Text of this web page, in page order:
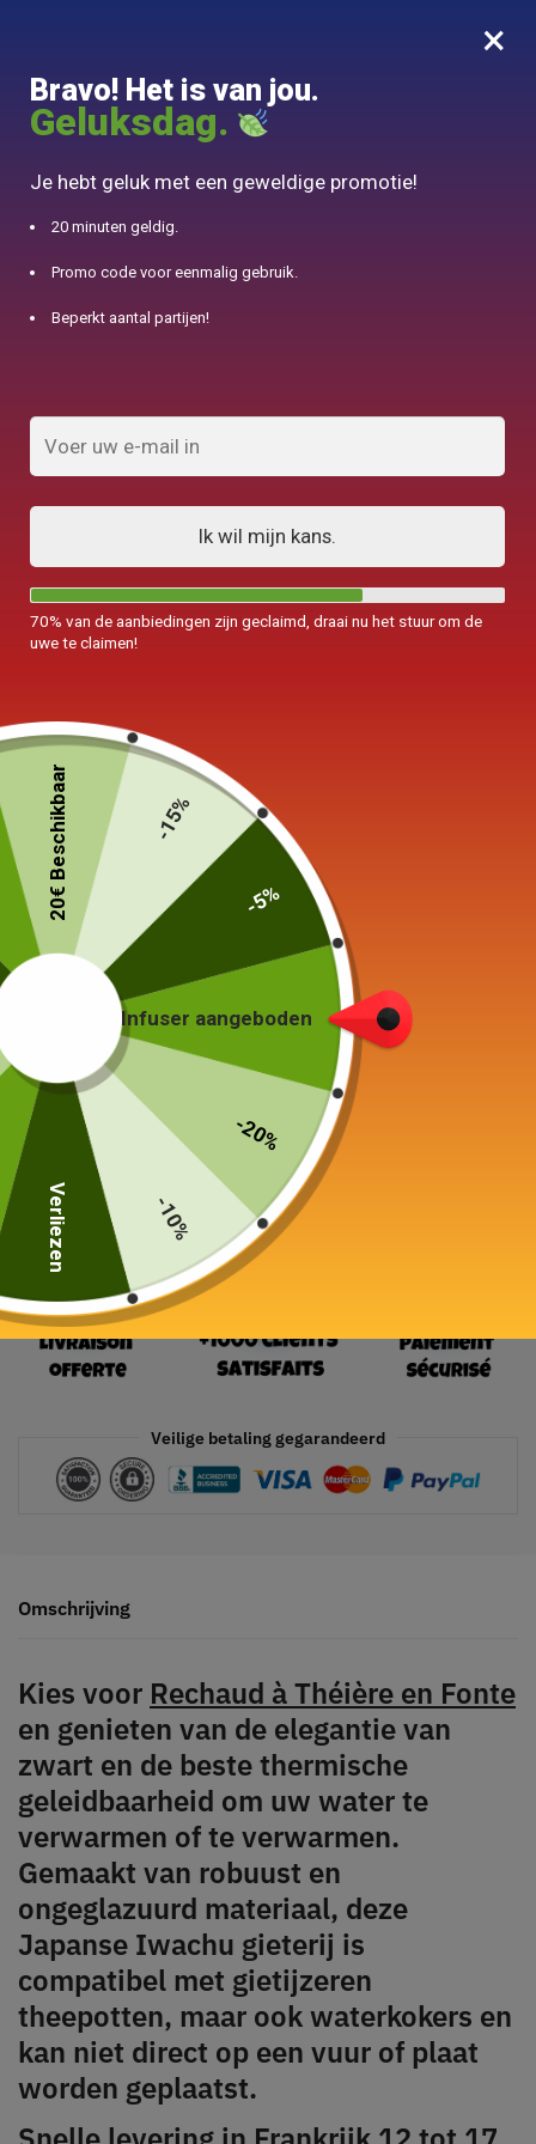
0
10% aangeboden voor 50€ aankopen met DJINN-code10
Réchaud Théière en Fonte
Iwachu
19 in voorraad
In winkelwagen
Veilige betaling gegarandeerd
Omschrijving
Kies voor Rechaud à Théière en Fonte
en genieten van de elegantie van
zwart en de beste thermische
geleidbaarheid om uw water te
verwarmen of te verwarmen.
Gemaakt van robuust en
ongeglazuurd materiaal, deze
Japanse Iwachu gieterij is
compatibel met gietijzeren
theepotten, maar ook waterkokers en
kan niet direct op een vuur of plaat
worden geplaatst.
×
Bravo! Het is van jou.
Geluksdag.
Je hebt geluk met een geweldige promotie!
20 minuten geldig.
Promo code voor eenmalig gebruik.
Beperkt aantal partijen!
Ik wil mijn kans.
70% van de aanbiedingen zijn geclaimd, draai nu het stuur om de
uwe te claimen!
Infuser aangeboden
-20%
-10%
Verliezen
20€ Beschikbaar -15%
-5%